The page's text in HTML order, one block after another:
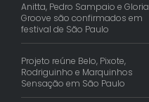
Anitta, Pedro Sampaio e Gloria
Groove são confirmados em
festival de São Paulo
Projeto reúne Belo, Pixote,
Rodriguinho e Marquinhos
Sensação em São Paulo